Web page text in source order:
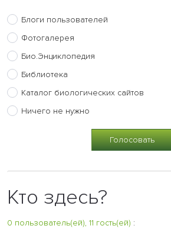
Блоги пользователей
Фотогалерея
Био.Энциклопедия
Библиотека
Каталог биологических сайтов
Ничего не нужно
Кто здесь?
0 пользователь(ей), 11 гость(ей) :